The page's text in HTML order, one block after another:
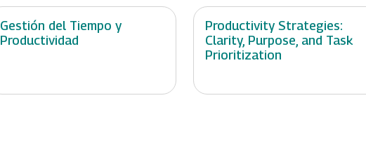
Gestión del Tiempo y
Productividad
Productivity Strategies:
Clarity, Purpose, and Task
Prioritization